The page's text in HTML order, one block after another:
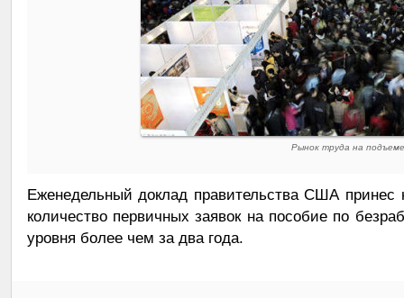
Рынок труда на подъеме
Еженедельный доклад правительства США принес
количество первичных заявок на пособие по
уровня более чем за два года.